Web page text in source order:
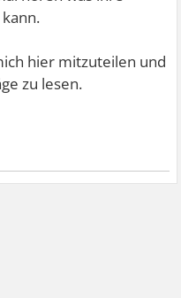
hier mitzuteilen und
zu lesen.